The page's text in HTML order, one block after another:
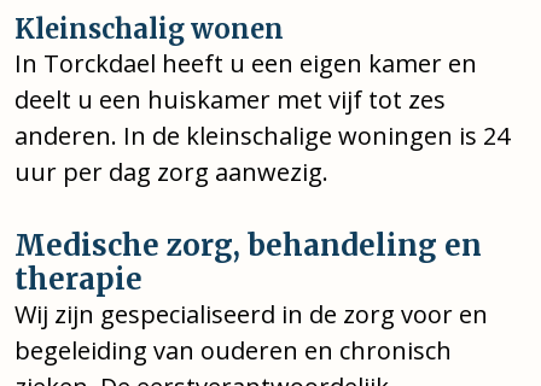
Kleinschalig wonen
In Torckdael heeft u een eigen kamer en
deelt u een huiskamer met vijf tot zes
anderen. In de kleinschalige woningen is 24
uur per dag zorg aanwezig.
Medische zorg, behandeling en
therapie
Wij zijn gespecialiseerd in de zorg voor en
begeleiding van ouderen en chronisch